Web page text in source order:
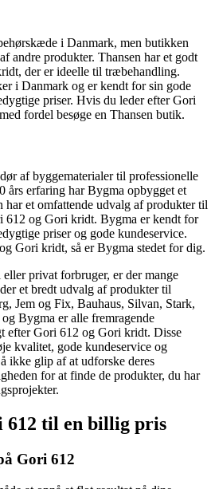
i Danmark, men butikken
andre produkter. Thansen har et godt
der er ideelle til træbehandling.
i Danmark og er kendt for sin gode
priser. Hvis du leder efter Gori
fordel besøge en Thansen butik.
af byggematerialer til professionelle
års erfaring har Bygma opbygget et
et omfattende udvalg af produkter til
612 og Gori kridt. Bygma er kendt for
priser og gode kundeservice.
Gori kridt, så er Bygma stedet for dig.
privat forbruger, er der mange
et bredt udvalg af produkter til
Jem og Fix, Bauhaus, Silvan, Stark,
Bygma er alle fremragende
efter Gori 612 og Gori kridt. Disse
kvalitet, gode kundeservice og
ikke glip af at udforske deres
for at finde de produkter, du har
612 til en billig pris
Gori 612